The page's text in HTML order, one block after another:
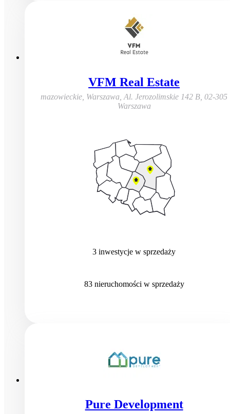
VFM Real Estate
mazowieckie, Warszawa,Al. Jerozolimskie 142 B, 02-305
Warszawa
3 inwestycje w sprzedaży
83 nieruchomości w sprzedaży
Pure Development